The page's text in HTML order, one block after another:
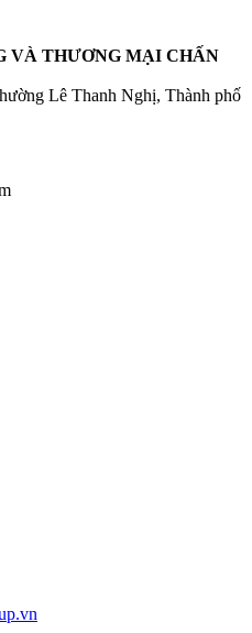
VÀ THƯƠNG MẠI CHẤN
Lê Thanh Nghị, Thành phố